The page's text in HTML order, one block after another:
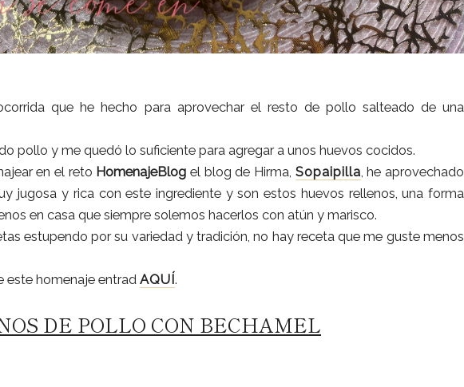
que he hecho para aprovechar el resto de pollo salteado de una
pollo y me quedó lo suficiente para agregar a unos huevos cocidos.
en el reto HomenajeBlog el blog de Hirma, Sopaipilla , he aprovechado
jugosa y rica con este ingrediente y son estos huevos rellenos, una forma
en casa que siempre solemos hacerlos con atún y marisco.
estupendo por su variedad y tradición, no hay receta que me guste menos
este homenaje entrad AQUÍ.
DE POLLO CON BECHAMEL